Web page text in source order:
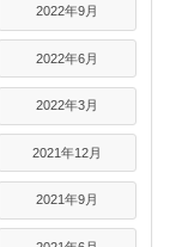
2022年9月
2022年6月
2022年3月
2021年12月
2021年9月